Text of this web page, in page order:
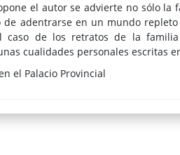
el autor se advierte no sólo la
adentrarse en un mundo
caso de los retratos de la
cualidades personales escritas
el Palacio Provincial